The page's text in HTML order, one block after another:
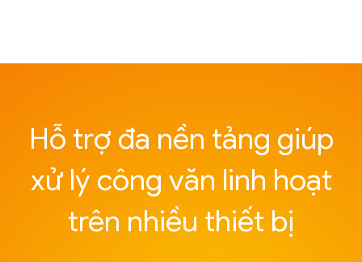
Hỗ trợ đa nền tảng giúp
xử lý công văn linh hoạt
trên nhiều thiết bị